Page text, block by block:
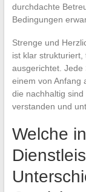
durchdachte
Bedingungen
Strenge und
ist klar
ausgerichtet. Jede
einem von Anfang
die nachhaltig
verstanden und
Welche